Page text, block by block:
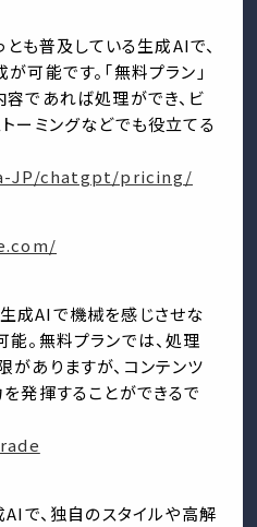
も普及している生成AIで、
可能です。「無料プラン」
であれば処理ができ、ビ
ーミングなどでも役立てる
JP/chatgpt/pricing/
AIで機械を感じさせな
。無料プランでは、処理
ありますが、コンテンツ
発揮することができるで
で、独自のスタイルや高解